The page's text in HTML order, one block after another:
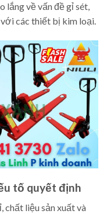
lắng về vấn đề gỉ sét,
các thiết bị kim loại.
tố quyết định
chất liệu sản xuất và